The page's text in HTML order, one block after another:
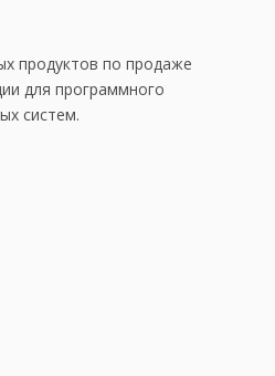
продуктов по продаже
для программного
систем.